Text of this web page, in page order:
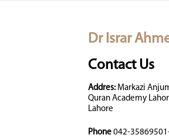
Dr Israr
Contact Us
Addres:Markazi
Quran Academy
Lahore
Phone 042-